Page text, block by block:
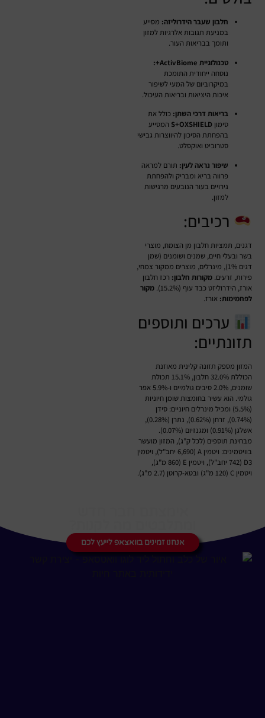
חלבון שעבר הידרוליזה: מסייע
במניעת תגובות אלרגיות למזון
ותומך בבריאות העור.
טכנולוגיית ActivBiome+:
נוסחה ייחודית התומכת
במיקרוביום של המעי לשיפור
איכות היציאות ובריאות העיכול.
בריאות דרכי השתן: כולל את
סימוןS+OXSHIELD המסייע
בהפחתת הסיכון להיווצרות גבישי
סטרוביט ואוקסלט.
שיפור נראה לעין: תורם למראה
פרווה בריא ומבריק ולהפחתת
גירויים בעור הנובעים מרגישות
למזון.
רכיבים:
דגנים, תמציות חלבון מן הצומח, מוצרי
בשר ובעלי חיים, שמנים ושומנים (שמן
דגים 1%), מינרלים, מוצרים ממקור צמחי,
פירות, זרעים.מקורות חלבון: רכז חלבון
אורז, הידרוליזט כבד עוף (15.2%).
מקור
לפחמימות: אורז.
ערכים ותוספים
תזונתיים:
המזון מספק תזונה קלינית מאוזנת
הכוללת 32.0% חלבון, 15.1% תכולת
שומנים, 2.0% סיבים גולמיים ו-5.9% אפר
גולמי. הוא עשיר בחומצות שומן חיוניות
(5.5%) ומכיל מינרלים חיוניים: סידן
(0.74%), זרחן (0.62%), נתרן (0.28%),
אשלגן (0.91%) ומגנזיום (0.07%).
מבחינת תוספים (לכל ק"ג), המזון מועשר
בוויטמינים: ויטמין A (6,690 יחב"ל), ויטמין
D3 (742 יחב"ל), ויטמין E (860 מ"ג),
ויטמין C (120 מ"ג) ובטא-קרוטן (2.7 מ"ג).
אנחנו זמינים בוואצאפ לייעץ לכם